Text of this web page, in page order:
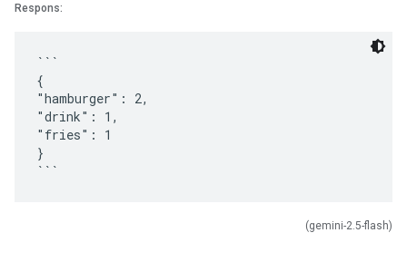
Respons:
```
{
"hamburger": 2,
"drink": 1,
"fries": 1
}
(gemini-2.5-flash)